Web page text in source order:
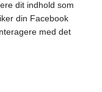
dit indhold som
din Facebook
med det